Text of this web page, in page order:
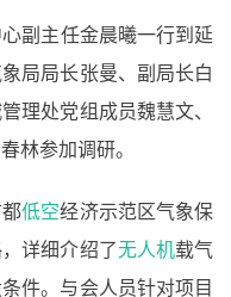
副主任金晨曦一行到延
局局长张曼、副局长白
理处党组成员魏慧文、
林参加调研。
低空经济示范区气象保
详细介绍了无人机载气
件。与会人员针对项目